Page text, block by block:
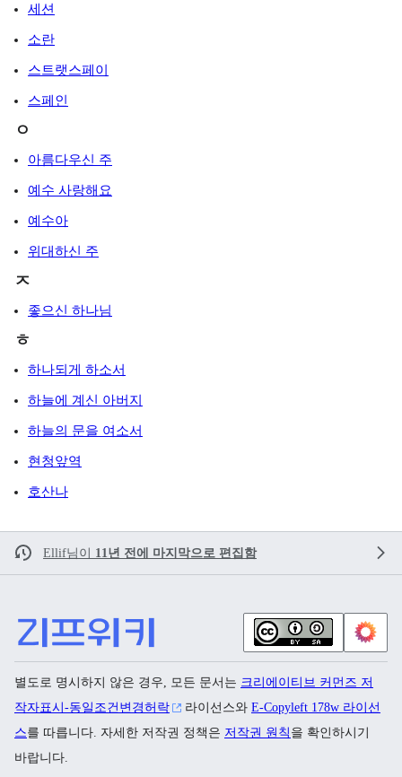
세션
소란
스트랫스페이
스페인
ㅇ
아름다우신 주
예수 사랑해요
예수아
위대하신 주
ㅈ
좋으신 하나님
ㅎ
하나되게 하소서
하늘에 계신 아버지
하늘의 문을 여소서
현청앞역
호산나
Ellif님이 11년 전에 마지막으로 편집함
별도로 명시하지 않은 경우, 모든 문서는 크리에이티브 커먼즈 저
작자표시-동일조건변경허락
라이선스와 E-Copyleft 178w 라이선
스를 따릅니다. 자세한 저작권 정책은 저작권 원칙 을 확인하시기
바랍니다.